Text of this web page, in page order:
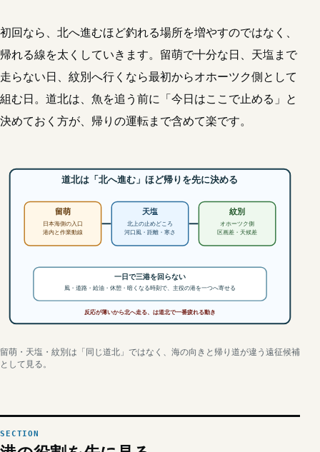
初回なら、北へ進むほど釣れる場所を増やすのではなく、
帰れる線を太くしていきます。留萌で十分な日、天塩まで
走らない日、紋別へ行くなら最初からオホーツク側として
組む日。道北は、魚を追う前に「今日はここで止める」と
決めておく方が、帰りの運転まで含めて楽です。
道北は「北へ進む」ほど帰りを先に決める
留萌
日本海側の入口
港内と作業動線
天塩
北上の止めどころ
河口風・距離・寒さ
紋別
オホーツク側
区画差・天候差
一日で三港を回らない
風・道路・給油・休憩・暗くなる時刻で、主役の港を一つへ寄せる
反応が薄いから北へ走る、は道北で一番疲れる動き
留萌・天塩・紋別は「同じ道北」ではなく、海の向きと帰り道が違う遠征候補
として見る。